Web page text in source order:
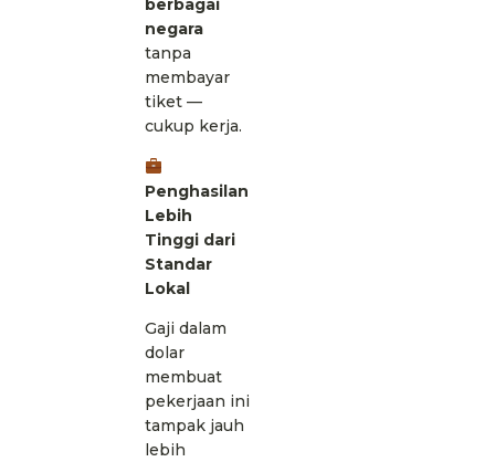
berbagai
negara
tanpa
membayar
tiket —
cukup kerja.
Penghasilan
Lebih
Tinggi dari
Standar
Lokal
Gaji dalam
dolar
membuat
pekerjaan ini
tampak jauh
lebih